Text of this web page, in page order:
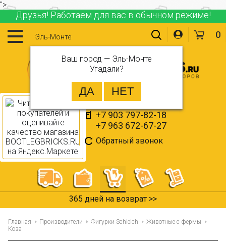
">
Друзья! Работаем для вас в обычном режиме!
Эль-Монте
Ваш город — Эль-Монте
Угадали?
+7 903 797-82-18
+7 963 672-67-27
Обратный звонок
0
365 дней на возврат >>
Главная Производители Фигурки Schleich
Животные с фермы
Коза